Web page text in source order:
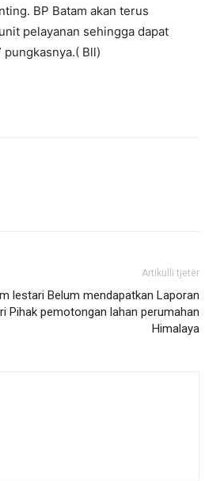
BP Batam akan terus
pelayanan sehingga dapat
Bll)
Artikulli tjetër
lestari Belum mendapatkan Laporan
Pihak pemotongan lahan perumahan
Himalaya